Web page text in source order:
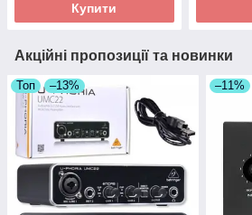
Купити
Акційні пропозиції та новинки
Топ –13% –11%